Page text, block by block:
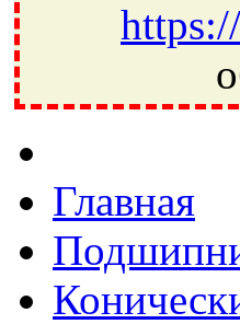
Ивантеевка, подшипники,
Главная